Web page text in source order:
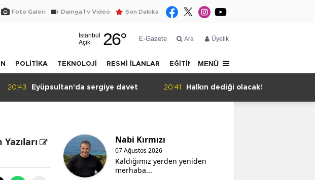
Foto Galeri DamgaTv Video Son Dakika
İstanbul
Açık
26° E-Gazete Ara Üyelik
POLİTİKA TEKNOLOJİ RESMİ İLANLAR EĞİTİM YAZARLAR
MENÜ
20:43 Eyüpsultan'da sergiye davet 20:41 Halkın dediği olacak!
Yazıları Nabi Kırmızı
07 Ağustos 2026
Kaldığımız yerden yeniden
merhaba...